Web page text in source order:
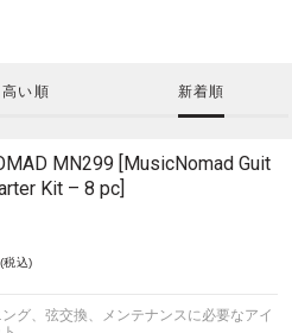
高い順 新着順
MN299 [MusicNomad Guit
Kit – 8 pc]
(税込)
グ、弦交換、メンテナンスに必要なアイ